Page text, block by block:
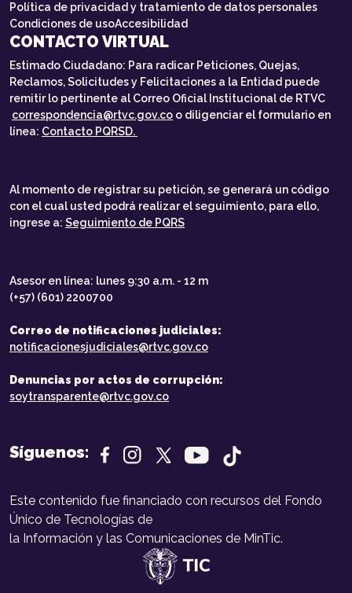
Política de privacidad y tratamiento de datos personales
Condiciones de usoAccesibilidad
CONTACTO VIRTUAL
Estimado Ciudadano: Para radicar Peticiones, Quejas,
Reclamos, Solicitudes y Felicitaciones a la Entidad puede
remitir lo pertinente al Correo Oficial Institucional de RTVC
correspondencia@rtvc.gov.co o diligenciar el formulario en
línea: Contacto PQRSD.
Al momento de registrar su petición, se generará un código
con el cual usted podrá realizar el seguimiento, para ello,
ingrese a: Seguimiento de PQRS
Asesor en línea: lunes 9:30 a.m. - 12 m
(+57) (601) 2200700
Correo de notificaciones judiciales:
notificacionesjudiciales@rtvc.gov.co
Denuncias por actos de corrupción:
soytransparente@rtvc.gov.co
Síguenos:
Este contenido fue financiado con recursos del Fondo
Único de Tecnologías de
la Información y las Comunicaciones de MinTic.